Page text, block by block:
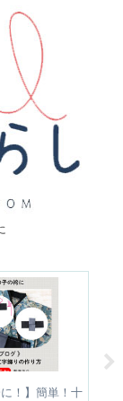
に！】簡単！十